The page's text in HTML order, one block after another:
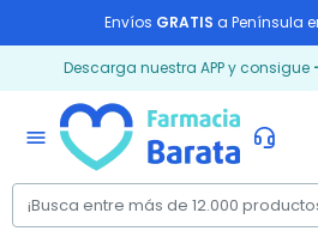
Envíos GRATIS a Península
Descarga nuestra APP y consigue
menu